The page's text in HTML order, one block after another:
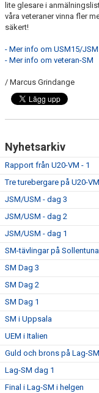
lite glesare i
våra veteraner vinna fler
säkert!
- Mer info om USM15/JSM
- Mer info om veteran-SM
/ Marcus Grindange
Nyhetsarkiv
Rapport från U20-VM - 1
Tre turebergare på U20-VM
JSM/USM - dag 3
JSM/USM - dag 2
JSM/USM - dag 1
SM-tävlingar på
SM Dag 3
SM Dag 2
SM Dag 1
SM i Uppsala
UEM i Italien
Guld och brons på Lag-SM
Lag-SM dag 1
Final i Lag-SM i helgen